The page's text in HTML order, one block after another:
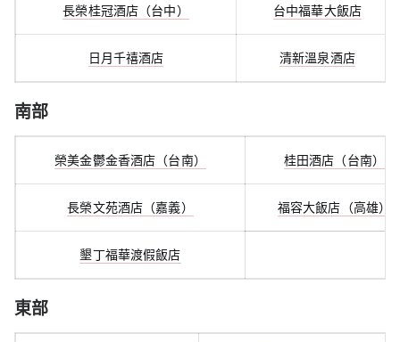
長榮桂冠酒店（台中） 台中福華大飯店
日月千禧酒店 清新溫泉酒店
南部
榮美金鬱金香酒店（台南） 桂田酒店（台南）
長榮文苑酒店（嘉義） 福容大飯店（高雄）
墾丁福華渡假飯店
東部